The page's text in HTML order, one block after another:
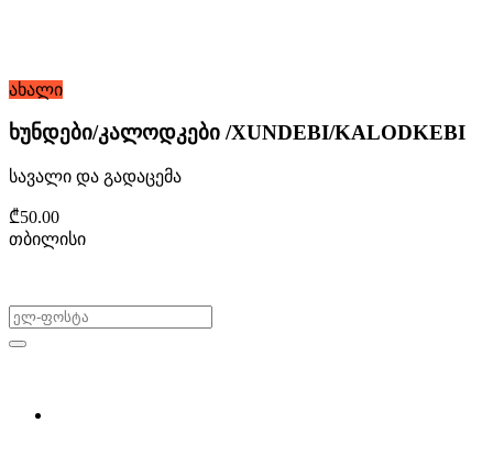
ახალი
ხუნდები/კალოდკები /XUNDEBI/KALODKEBI
სავალი და გადაცემა
₾50.00
თბილისი